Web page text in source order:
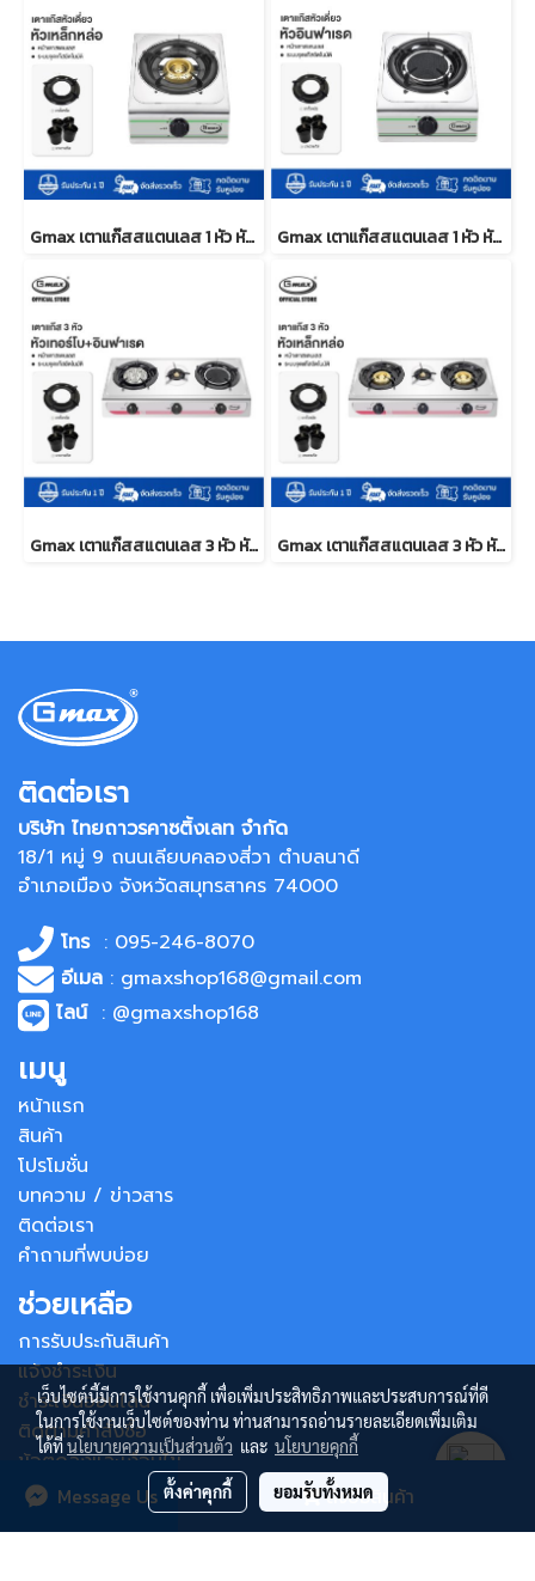
สั่งซื้อสินค้า
Message Us
Gmax เตาแก๊สสแตนเลส 1 หัว หัวเตาเหล็ก ไฟแรง รุ่น GL-101R Gmax เตาแก๊สสแตนเลส 1 หัว หัวอินฟราเรด ไฟแรง รุ่น GL-101I
Gmax เตาแก๊สสแตนเลส 3 หัว หัวเตาผสม รุ่น GL-303IB Gmax เตาแก๊สสแตนเลส 3 หัว หัวเตาเหล็ก ไฟแรง รุ่น GL-303A-20
ติดต่อเรา
บริษัท ไทยถาวรคาซติ้งเลท จำกัด
18/1 หมู่ 9 ถนนเลียบคลองสี่วา ตำบลนาดี
อำเภอเมือง จังหวัดสมุทรสาคร 74000
โทร : 095-246-8070
อีเมล : gmaxshop168@gmail.com
ไลน์: @gmaxshop168
เมนู
หน้าแรก
สินค้า
โปรโมชั่น
บทความ / ข่าวสาร
ติดต่อเรา
คำถามที่พบบ่อย
ช่วยเหลือ
การรับประกันสินค้า
แจ้งชำระเงิน
ชำระเงินออนไลน์
ติดตามคำสั่งซื้อ
ข้อตกลงและเงื่อนไข
เว็บไซต์นี้มีการใช้งานคุกกี้ เพื่อเพิ่มประสิทธิภาพและประสบการณ์ที่ดี
ในการใช้งานเว็บไซต์ของท่าน ท่านสามารถอ่านรายละเอียดเพิ่มเติม
ได้ที่นโยบายความเป็นส่วนตัว และ นโยบายคุกกี้
ตั้งค่าคุกกี้ ยอมรับทั้งหมด